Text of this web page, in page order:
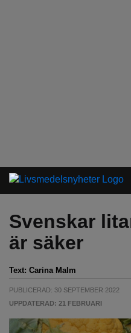
Svenskar
är säker
Text: Carina Malm
PUBLICERAD: 30 SEPTEMBER 2022
UPPDATERAD: 21 FEBRUARI